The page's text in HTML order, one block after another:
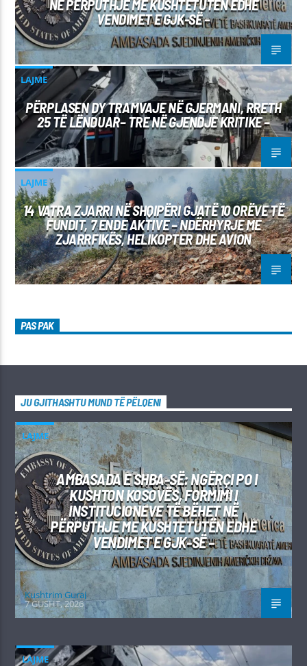
NË PËRPUTHJE ME KUSHTETUTËN EDHE
VENDIMET E GJK-SË –
LAJME
PËRPLASEN DY TRAMVAJE NË GJERMANI, RRETH
25 TË LËNDUAR– TRE NË GJENDJE KRITIKE –
LAJME
14 VATRA ZJARRI NË SHQIPËRI GJATË 10 ORËVE TË
FUNDIT, 7 ENDE AKTIVE – NDËRHYRJE ME
ZJARRFIKËS, HELIKOPTER DHE AVION
PAS PAK
JU GJITHASHTU MUND TË PËLQENI
LAJME
AMBASADA E SHBA-SË: NGËRÇI PO I
KUSHTON KOSOVËS, FORMIMI I
INSTITUCIONEVE TË BËHET NË
PËRPUTHJE ME KUSHTETUTËN EDHE
VENDIMET E GJK-SË –
Kushtrim Guraj
7 GUSHT, 2026
LAJME